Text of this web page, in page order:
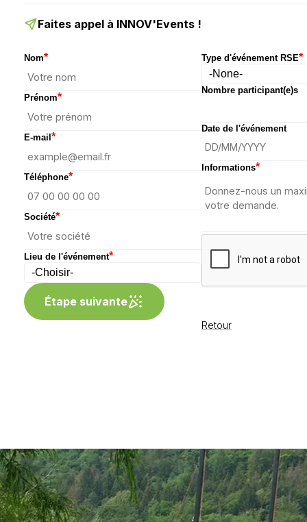
Faites appel à INNOV'Events !
Nom*
Prénom*
E-mail*
Téléphone*
Société*
Lieu de l'événement*
Étape suivante
Type d'événement RSE*
Nombre participant(e)s
Date de l'événement
Informations*
Retour